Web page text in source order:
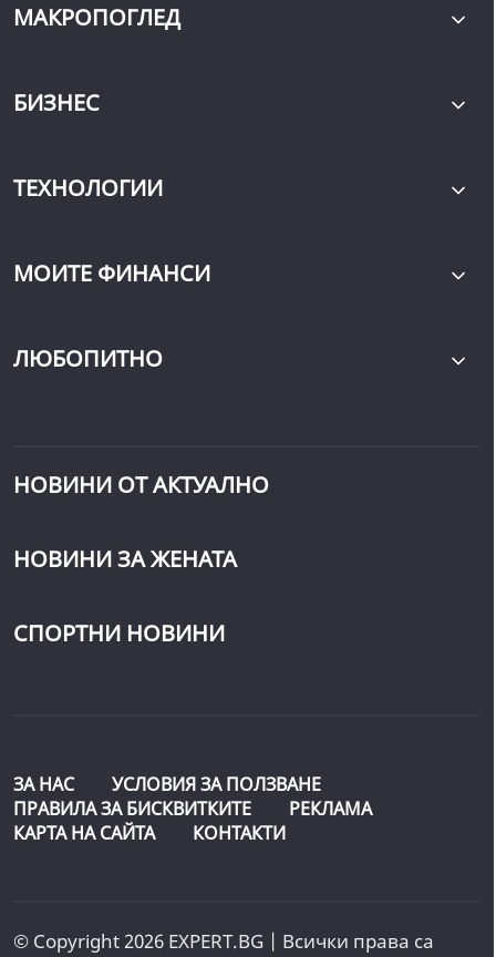
МАКРОПОГЛЕД
БИЗНЕС
ТЕХНОЛОГИИ
МОИТЕ ФИНАНСИ
ЛЮБОПИТНО
НОВИНИ ОТ АКТУАЛНО
НОВИНИ ЗА ЖЕНАТА
СПОРТНИ НОВИНИ
ЗА НАС
УСЛОВИЯ ЗА ПОЛЗВАНЕ
ПРАВИЛА ЗА БИСКВИТКИТЕ
РЕКЛАМА
КАРТА НА САЙТА
КОНТАКТИ
© Copyright 2026 EXPERT.BG | Всички права са